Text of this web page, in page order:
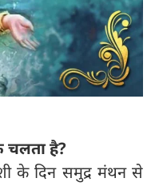
चलता है?
के दिन समुद्र मंथन से